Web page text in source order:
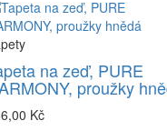
na zeď, PURE
proužky
Kč